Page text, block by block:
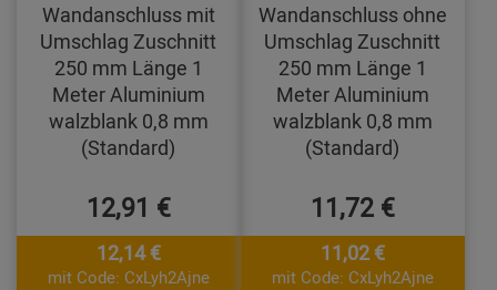
Wandanschluss mit
Umschlag Zuschnitt
250 mm Länge 1
Meter Aluminium
walzblank 0,8 mm
(Standard)
12,91 €
12,14 €
mit Code: CxLyh2Ajne
Wandanschluss ohne
Umschlag Zuschnitt
250 mm Länge 1
Meter Aluminium
walzblank 0,8 mm
(Standard)
11,72 €
11,02 €
mit Code: CxLyh2Ajne